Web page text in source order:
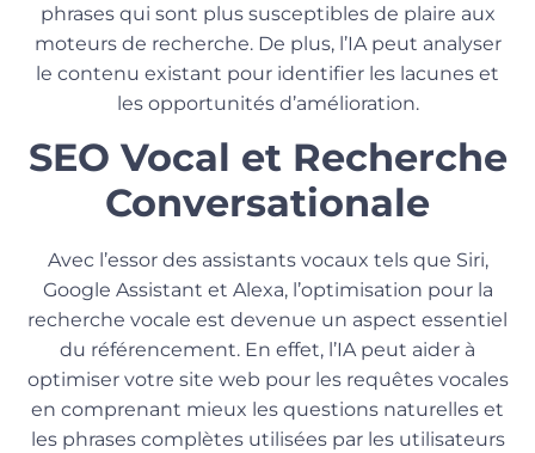
phrases qui sont plus susceptibles de plaire aux
moteurs de recherche. De plus, l’IA peut analyser
le contenu existant pour identifier les lacunes et
les opportunités d’amélioration.
SEO Vocal et Recherche
Conversationale
Avec l’essor des assistants vocaux tels que Siri,
Google Assistant et Alexa, l’optimisation pour la
recherche vocale est devenue un aspect essentiel
du référencement. En effet, l’IA peut aider à
optimiser votre site web pour les requêtes vocales
en comprenant mieux les questions naturelles et
les phrases complètes utilisées par les utilisateurs